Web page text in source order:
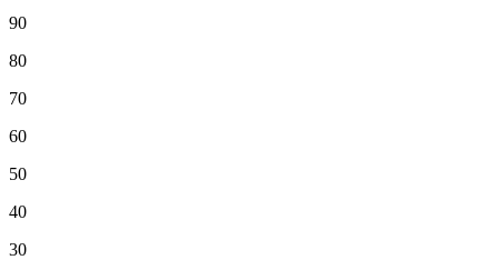
90
80
70
60
50
40
30